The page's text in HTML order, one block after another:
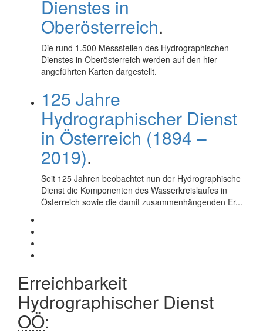
Dienstes in
Oberösterreich.
Die rund 1.500 Messstellen des Hydrographischen
Dienstes in Oberösterreich werden auf den hier
angeführten Karten dargestellt.
125 Jahre
Hydrographischer Dienst
in Österreich (1894 –
2019).
Seit 125 Jahren beobachtet nun der Hydrographische
Dienst die Komponenten des Wasserkreislaufes in
Österreich sowie die damit zusammenhängenden Er...
Erreichbarkeit
Hydrographischer Dienst
OÖ: